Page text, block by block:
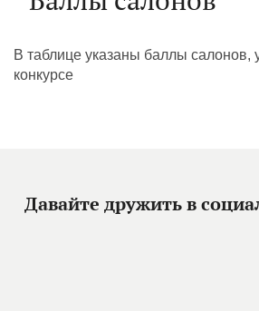
В таблице указаны баллы салонов,
конкурсе
Давайте дружить в